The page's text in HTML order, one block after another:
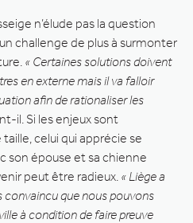
n’élude pas la question
challenge de plus à surmonter
« Certaines solutions doivent
en externe mais il va falloir
afin de rationaliser les
il. Si les enjeux sont
celui qui apprécie se
son épouse et sa chienne
peut être radieux. « Liège a
convaincu que nous pouvons
à condition de faire preuve